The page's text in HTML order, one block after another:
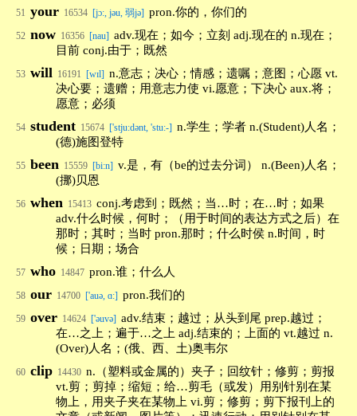
51 your 16534 [jɔ:, jəu, 弱jə] pron.你的，你们的
52 now 16356 [nau] adv.现在；如今；立刻 adj.现在的 n.现在；
目前 conj.由于；既然
53 will 16191 [wɪl] n.意志；决心；情感；遗嘱；意图；心愿 vt.
决心要；遗赠；用意志力使 vi.愿意；下决心 aux.将；
愿意；必须
54 student 15674 ['stju:dənt, 'stu:-] n.学生；学者 n.(Student)人名；
(德)施图登特
55 been 15559 [bi:n] v.是，有（be的过去分词） n.(Been)人名；
(挪)贝恩
56 when 15413 conj.考虑到；既然；当…时；在…时；如果
adv.什么时候，何时；（用于时间的表达方式之后）在
那时；其时；当时 pron.那时；什么时侯 n.时间，时
候；日期；场合
57 who 14847 pron.谁；什么人
58 our 14700 ['auə, ɑ:] pron.我们的
59 over 14624 ['əuvə] adv.结束；越过；从头到尾 prep.越过；
在…之上；遍于…之上 adj.结束的；上面的 vt.越过 n.
(Over)人名；(俄、西、土)奥韦尔
60 clip 14430 n.（塑料或金属的）夹子；回纹针；修剪；剪报
vt.剪；剪掉；缩短；给…剪毛（或发）用别针别在某
物上，用夹子夹在某物上 vi.剪；修剪；剪下报刊上的